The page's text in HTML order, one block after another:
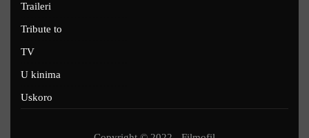
Traileri
Tribute to
TV
U kinima
Uskoro